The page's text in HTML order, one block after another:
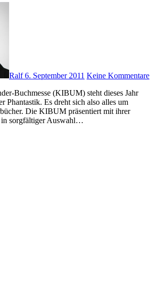
Ralf6. September 2011 Keine Kommentare
Phantastik. Es dreht sich also alles um
Die KIBUM präsentiert mit ihrer
in sorgfältiger Auswahl…